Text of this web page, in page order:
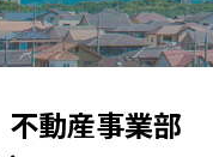
動産事業部